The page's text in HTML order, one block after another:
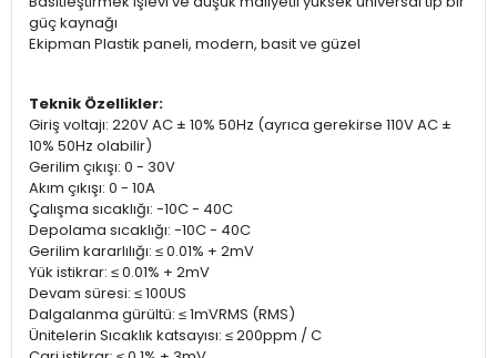
güç kaynağı
Ekipman Plastik paneli, modern, basit ve güzel
Teknik Özellikler:
Giriş voltajı: 220V AC ± 10% 50Hz (ayrıca gerekirse 110V AC ±
10% 50Hz olabilir)
Gerilim çıkışı: 0 - 30V
Akım çıkışı: 0 - 10A
Çalışma sıcaklığı: -10C - 40C
Depolama sıcaklığı: -10C - 40C
Gerilim kararlılığı: ≤ 0.01% + 2mV
Yük istikrar: ≤ 0.01% + 2mV
Devam süresi: ≤ 100US
Dalgalanma gürültü: ≤ 1mVRMS (RMS)
Ünitelerin Sıcaklık katsayısı: ≤ 200ppm / C